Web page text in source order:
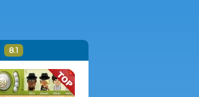
8.1